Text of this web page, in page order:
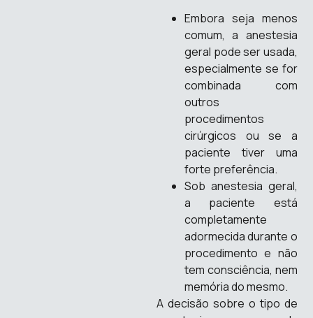
Embora seja menos
comum, a anestesia
geral pode ser usada,
especialmente se for
combinada com
outros
procedimentos
cirúrgicos ou se a
paciente tiver uma
forte preferência.
Sob anestesia geral,
a paciente está
completamente
adormecida durante o
procedimento e não
tem consciência, nem
memória do mesmo.
A decisão sobre o tipo de